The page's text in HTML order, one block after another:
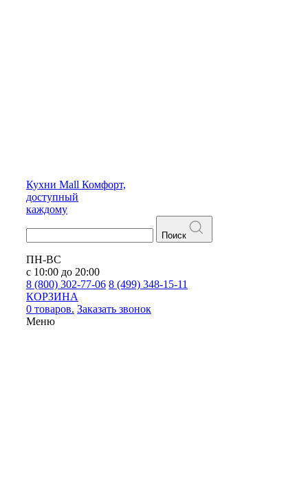
Кухни Mall Комфорт,
доступный
каждому
Поиск
ПН-ВС
с 10:00 до 20:00
8 (800) 302-77-06 8 (499) 348-15-11
КОРЗИНА
0 товаров. Заказать звонок
Меню